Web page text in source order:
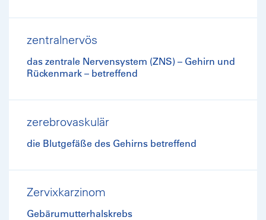
zentralnervös
das zentrale Nervensystem (ZNS) – Gehirn und
Rückenmark – betreffend
zerebrovaskulär
die Blutgefäße des Gehirns betreffend
Zervixkarzinom
Gebärumutterhalskrebs